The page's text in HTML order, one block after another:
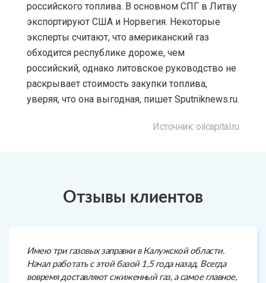
российского топлива. В основном СПГ в Литву
экспортируют США и Норвегия. Некоторые
эксперты считают, что американский газ
обходится республике дороже, чем
российский, однако литовское руководство не
раскрывает стоимость закупки топлива,
уверяя, что она выгодная, пишет Sputniknews.ru.
Источник: oilcapital.ru
Отзывы клиентов
Имею три газовых заправки в Калужской области.
Начал работать с этой базой 1,5 года назад. Всегда
вовремя доставляют сжиженный газ, а самое главное,